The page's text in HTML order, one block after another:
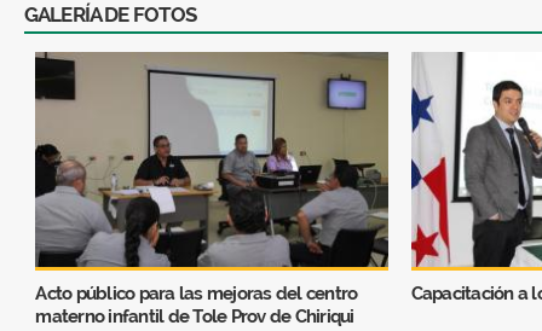
GALERÍA DE FOTOS
Acto público para las mejoras del centro
materno infantil de Tole Prov de Chiriqui
Capacitación a